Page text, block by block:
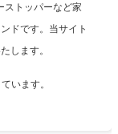
ストッパーなど家
ドです。当サイト
します。
います。